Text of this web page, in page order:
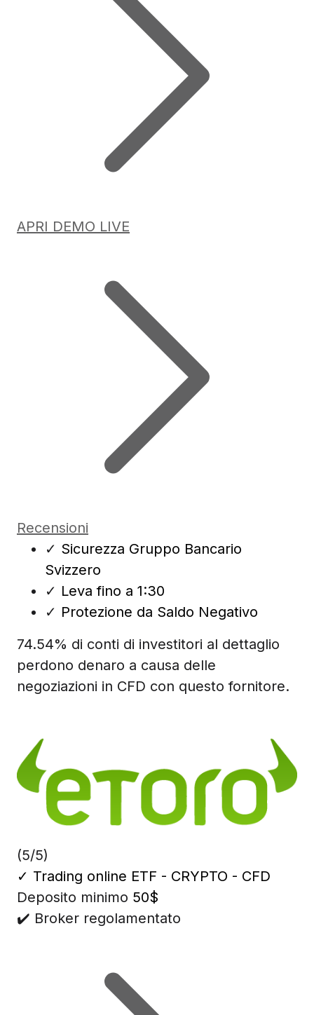
APRI DEMO LIVE
Recensioni
✓ Sicurezza Gruppo Bancario
Svizzero
✓ Leva fino a 1:30
✓ Protezione da Saldo Negativo
74.54% di conti di investitori al dettaglio
perdono denaro a causa delle
negoziazioni in CFD con questo fornitore.
(5/5)
✓ Trading online ETF - CRYPTO - CFD
Deposito minimo 50$
✔️ Broker regolamentato